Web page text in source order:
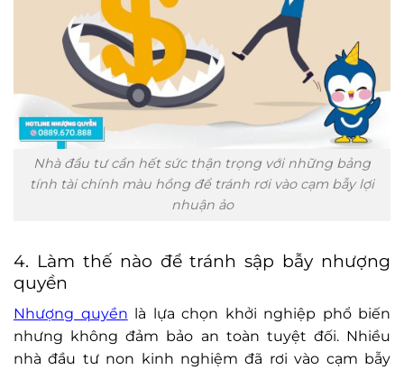
Nhà đầu tư cần hết sức thận trọng với những bảng
tính tài chính màu hồng để tránh rơi vào cạm bẫy lợi
nhuận ảo
4. Làm thế nào để tránh sập bẫy nhượng
quyền
Nhượng quyền là lựa chọn khởi nghiệp phổ biến
nhưng không đảm bảo an toàn tuyệt đối. Nhiều
nhà đầu tư non kinh nghiệm đã rơi vào cạm bẫy